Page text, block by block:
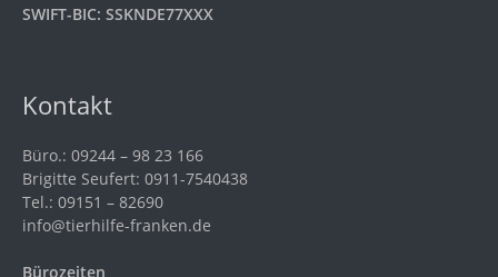
SWIFT-BIC: SSKNDE77XXX
Kontakt
Büro.: 09244 – 98 23 166
Brigitte Seufert: 0911-7540438
Tel.: 09151 – 82690
info@tierhilfe-franken.de
Bürozeiten